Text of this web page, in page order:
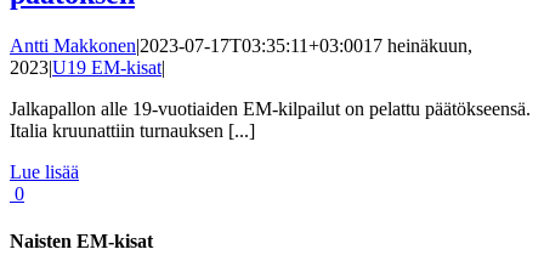
Antti Makkonen|2023-07-17T03:35:11+03:0017 heinäkuun,
2023|U19 EM-kisat|
Jalkapallon alle 19-vuotiaiden EM-kilpailut on pelattu päätökseensä.
Italia kruunattiin turnauksen [...]
Lue lisää
0
Naisten EM-kisat